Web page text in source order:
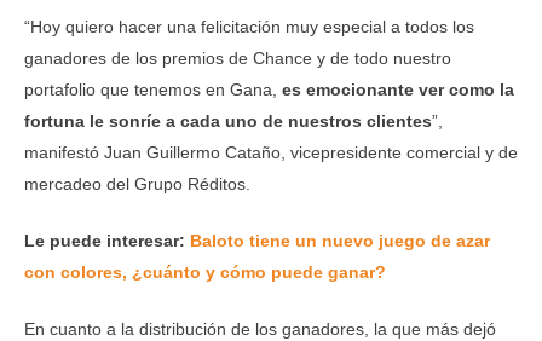
“Hoy quiero hacer una felicitación muy especial a todos los
ganadores de los premios de Chance y de todo nuestro
portafolio que tenemos en Gana, es emocionante ver como la
fortuna le sonríe a cada uno de nuestros clientes”,
manifestó Juan Guillermo Cataño, vicepresidente comercial y de
mercadeo del Grupo Réditos.
Le puede interesar: Baloto tiene un nuevo juego de azar
con colores, ¿cuánto y cómo puede ganar?
En cuanto a la distribución de los ganadores, la que más dejó